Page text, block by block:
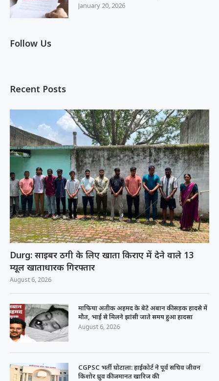
January 20, 2026
Follow Us
Recent Posts
Durg: साइबर ठगी के लिए खाता किराए में देने वाले 13
म्यूल खाताधारक गिरफ्तार
August 6, 2026
माफिया अतीक अहमद के बेटे अबान की सड़क हादसे में
मौत, भाई से मिलने झांसी जाते समय हुआ हादसा
August 6, 2026
CGPSC भर्ती घोटाला: हाईकोर्ट ने पूर्व सचिव जीवन
किशोर ध्रुव की जमानत खारिज की